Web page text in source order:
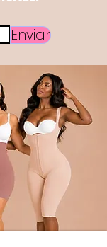
Enviar